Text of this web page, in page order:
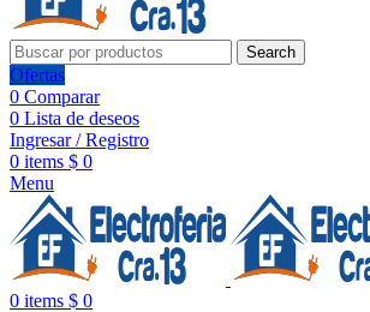
Search
Ofertas
0 Comparar
0 Lista de deseos
Ingresar / Registro
0 items $ 0
Menu
0 items $ 0